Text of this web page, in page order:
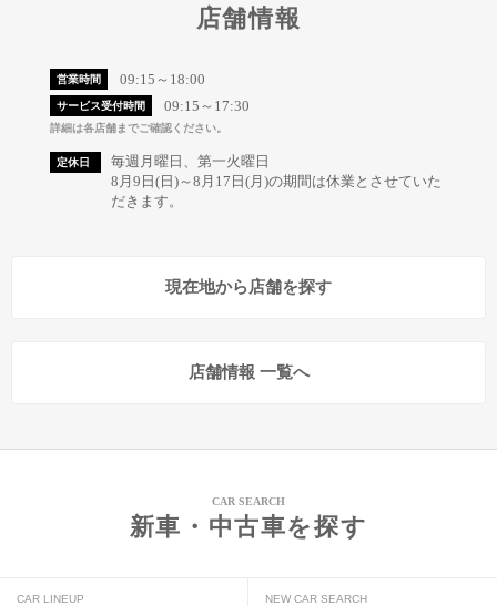
店舗情報
営業時間 09:15～18:00
サービス受付時間 09:15～17:30
詳細は各店舗までご確認ください。
定休日
毎週月曜日、第一火曜日
8月9日(日)～8月17日(月)の期間は休業とさせていた
だきます。
現在地から店舗を探す
店舗情報 一覧へ
CAR SEARCH
新車・中古車を探す
CAR LINEUP NEW CAR SEARCH